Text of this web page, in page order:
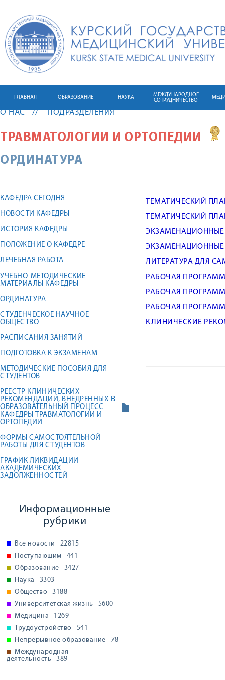
ГЛАВНАЯ ОБРАЗОВАНИЕ НАУКА
МЕЖДУНАРОДНОЕ
СОТРУДНИЧЕСТВО
О НАС ПОДРАЗДЕЛЕНИЯ
ТРАВМАТОЛОГИИ И ОРТОПЕДИИ
ОРДИНАТУРА
КАФЕДРА СЕГОДНЯ
НОВОСТИ КАФЕДРЫ
ИСТОРИЯ КАФЕДРЫ
ПОЛОЖЕНИЕ О КАФЕДРЕ
ЛЕЧЕБНАЯ РАБОТА
УЧЕБНО-МЕТОДИЧЕСКИЕ
МАТЕРИАЛЫ КАФЕДРЫ
ОРДИНАТУРА
СТУДЕНЧЕСКОЕ НАУЧНОЕ
ОБЩЕСТВО
РАСПИСАНИЯ ЗАНЯТИЙ
ПОДГОТОВКА К ЭКЗАМЕНАМ
МЕТОДИЧЕСКИЕ ПОСОБИЯ ДЛЯ
СТУДЕНТОВ
РЕЕСТР КЛИНИЧЕСКИХ
РЕКОМЕНДАЦИЙ, ВНЕДРЕННЫХ В
ОБРАЗОВАТЕЛЬНЫЙ ПРОЦЕСС
КАФЕДРЫ ТРАВМАТОЛОГИИ И
ОРТОПЕДИИ
ФОРМЫ САМОСТОЯТЕЛЬНОЙ
РАБОТЫ ДЛЯ СТУДЕНТОВ
ГРАФИК ЛИКВИДАЦИИ
АКАДЕМИЧЕСКИХ
ЗАДОЛЖЕННОСТЕЙ
Информационные
рубрики
Все новости
22815
Поступающим
441
Образование
3427
Наука
3303
Общество
3188
Университетская жизнь
5600
Медицина
1269
Трудоустройство
541
Непрерывное образование
78
Международная
деятельность
389
ТЕМАТИЧЕСКИЙ
ТЕМАТИЧЕСКИЙ
ЛИТЕРАТУРА ДЛЯ
РАБОЧАЯ
РАБОЧАЯ
РАБОЧАЯ
КЛИНИЧЕСКИЕ